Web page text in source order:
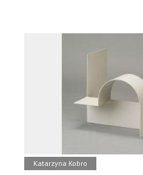
Katarzyna Kobro